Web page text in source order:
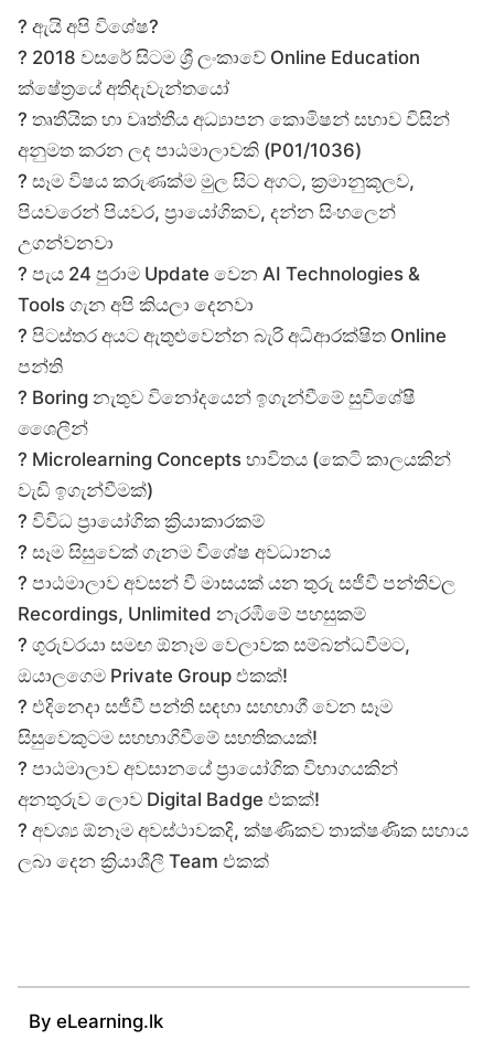
? ඇයි අපි විශේෂ?
? 2018 වසරේ සිටම ශ්‍රී ලංකාවේ Online Education
ක්ෂේත්‍රයේ අතිදැවැන්තයෝ
? තෘතීයික හා වෘත්තීය අධ්‍යාපන කොමිෂන් සභාව විසින්
අනුමත කරන ලද පාඨමාලාවකි (P01/1036)
? සෑම විෂය කරුණක්ම මුල සිට අගට, ක්‍රමානුකූලව,
පියවරෙන් පියවර, ප්‍රායෝගිකව, දන්න සිංහලෙන්
උගන්වනවා
? පැය 24 පුරාම Update වෙන AI Technologies &
Tools ගැන අපි කියලා දෙනවා
? පිටස්තර අයට ඇතුළුවෙන්න බැරි අධිආරක්ෂිත Online
පන්ති
? Boring නැතුව විනෝදයෙන් ඉගැන්වීමේ සුවිශේෂී
ශෛලීන්
? Microlearning Concepts භාවිතය (කෙටි කාලයකින්
වැඩි ඉගැන්වීමක්)
? විවිධ ප්‍රායෝගික ක්‍රියාකාරකම්
? සෑම සිසුවෙක් ගැනම විශේෂ අවධානය
? පාඨමාලාව අවසන් වී මාසයක් යන තුරු සජීවී පන්තිවල
Recordings, Unlimited නැරඹීමේ පහසුකම්
? ගුරුවරයා සමඟ ඕනෑම වෙලාවක සම්බන්ධවීමට,
ඔයාලගෙම Private Group එකක්!
? එදිනෙදා සජීවී පන්ති සඳහා සහභාගී වෙන සෑම
සිසුවෙකුටම සහභාගිවීමේ සහතිකයක්!
? පාඨමාලාව අවසානයේ ප්‍රායෝගික විභාගයකින්
අනතුරුව ලොව Digital Badge එකක්!
? අවශ්‍ය ඕනෑම අවස්ථාවකදි, ක්ෂණිකව තාක්ෂණික සහාය
ලබා දෙන ක්‍රියාශීලී Team එකක්
By eLearning.lk